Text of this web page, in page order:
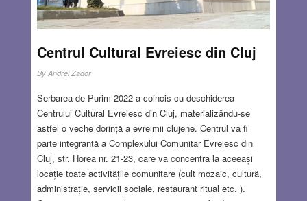
Bunăstarea pe termen scurt sau mediu este aproape
imposibil de realizat, dar pe termen lung este cel mai mare
durată. Dacă cetățenii sunt mulțumiți de starea lor
materială și de statutul lor social, simbolistica și narativa
terțiare.
Read more…
MAR 24, 2022 7 COMMENTS
Centrul Cultural Evreiesc din Cluj
By Andrei Zador
Serbarea de Purim 2022 a coincis cu deschiderea
Centrului Cultural Evreiesc din Cluj, materializându-se
astfel o veche dorință a evreimii clujene. Centrul va fi
parte integrantă a Complexului Comunitar Evreiesc din
Cluj, str. Horea nr. 21-23, care va concentra la aceeași
locație toate activitățile comunitare (cult mozaic, cultură,
administrație, servicii sociale, restaurant ritual etc. ).